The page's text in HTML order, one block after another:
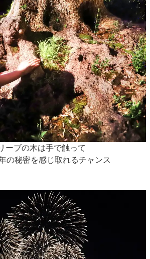
ーブの木は手で触って
の秘密を感じ取れるチャンス